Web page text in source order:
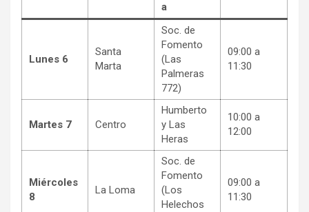
a
Lunes 6
Santa
Marta
Soc. de
Fomento
(Las
Palmeras
772)
09:00 a
11:30
Martes 7 Centro
Humberto
y Las
Heras
10:00 a
12:00
Miércoles
8
La Loma
Soc. de
Fomento
(Los
Helechos
09:00 a
11:30